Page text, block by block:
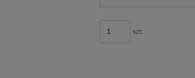
szt.